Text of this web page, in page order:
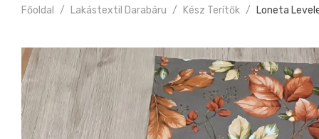
Főoldal Lakástextil Darabáru Kész Terítők Loneta